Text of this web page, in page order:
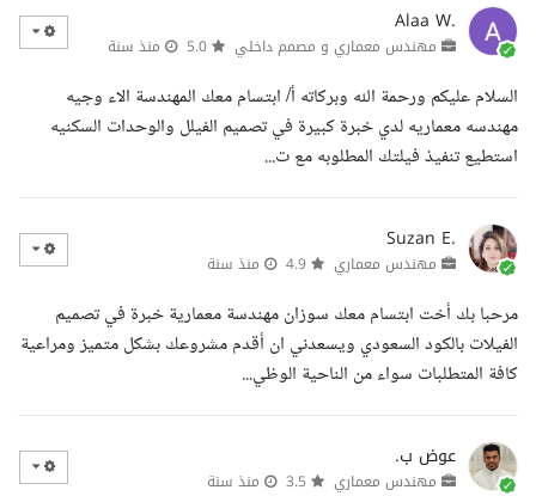
Alaa W.
مهندس معماري و مصمم داخلي منذ سنة
السلام عليكم ورحمة الله وبركاته أ/ ابتسام معك المهندسة الاء وجيه
مهندسه معماريه لدي خبرة كبيرة في تصميم الفيلل والوحدات السكنيه
استطيع تنفيذ فيلتك المطلوبه مع ت...
Suzan E.
مهندس معماري منذ سنة
مرحبا بك أخت ابتسام معك سوزان مهندسة معمارية خبرة في تصميم
الفيلات بالكود السعودي ويسعدني ان أقدم مشروعك بشكل متميز ومراعية
كافة المتطلبات سواء من الناحية الوظي...
عوض ب.
مهندس معماري منذ سنة